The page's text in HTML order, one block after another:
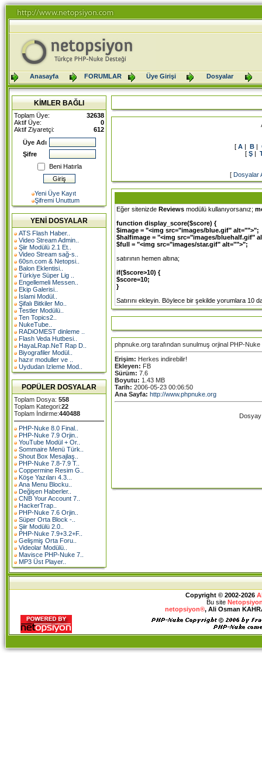
Anasayfa FORUMLAR Üye Girişi Dosyalar
KİMLER BAĞLI
Toplam Üye:
32638
Aktif Üye:
0
Aktif Ziyaretçi:
612
Üye Adı
Şifre
Beni Hatırla
Yeni Üye Kayıt
Şifremi Unuttum
YENİ DOSYALAR
ATS Flash Haber..
Video Stream Admin..
Şiir Modülü 2.1 Et..
Video Stream sağ-s..
60sn.com & Netopsi..
Balon Eklentisi..
Türkiye Süper Lig ..
Engellemeli Messen..
Ekip Galerisi..
İslami Modül..
Şifalı Bitkiler Mo..
Testler Modülü..
Ten Topics2..
NukeTube..
RADiOMEST dinleme ..
Flash Veda Hutbesi..
HayaLRap.NeT Rap D..
Biyografiler Modül..
hazır moduller ve ..
Uydudan Izleme Mod..
POPÜLER DOSYALAR
Toplam Dosya: 558
Toplam Kategori:22
Toplam İndirme:440488
PHP-Nuke 8.0 Final..
PHP-Nuke 7.9 Orjin..
YouTube Modül + Or..
Sommaire Menü Türk..
Shout Box Mesajlaş..
PHP-Nuke 7.8-7.9 T..
Coppermine Resim G..
Köşe Yazıları 4.3...
Ana Menu Blocku..
Değişen Haberler..
CNB Your Account 7..
HackerTrap..
PHP-Nuke 7.6 Orjin..
Süper Orta Block -..
Şiir Modülü 2.0..
PHP-Nuke 7.9+3.2+F..
Gelişmiş Orta Foru..
Videolar Modülü..
Mavisce PHP-Nuke 7..
MP3 Üst Player..
[ A | B |
[ Ş |
[ Dosyalar
Eğer sitenizde Reviews modülü kullanıyorsanız;
function display_score($score) {
$image = "<img src="images/blue.gif" alt="">";
$halfimage = "<img src="images/bluehalf.gif"
$full = "<img src="images/star.gif" alt="">";
satırının hemen altına;
if($score>10) {
$score=10;
}
Satırını ekleyin. Böylece bir şekilde yorumlara 10
phpnuke.org tarafından sunulmuş orjinal PHP-
Erişim: Herkes indirebilir!
Ekleyen: FB
Sürüm: 7.6
Boyutu: 1.43 MB
Tarih: 2006-05-23 00:06:50
Ana Sayfa: http://www.phpnuke.org
Copyright © 2002-2026
Bu site
netopsiyon®, Ali Osman